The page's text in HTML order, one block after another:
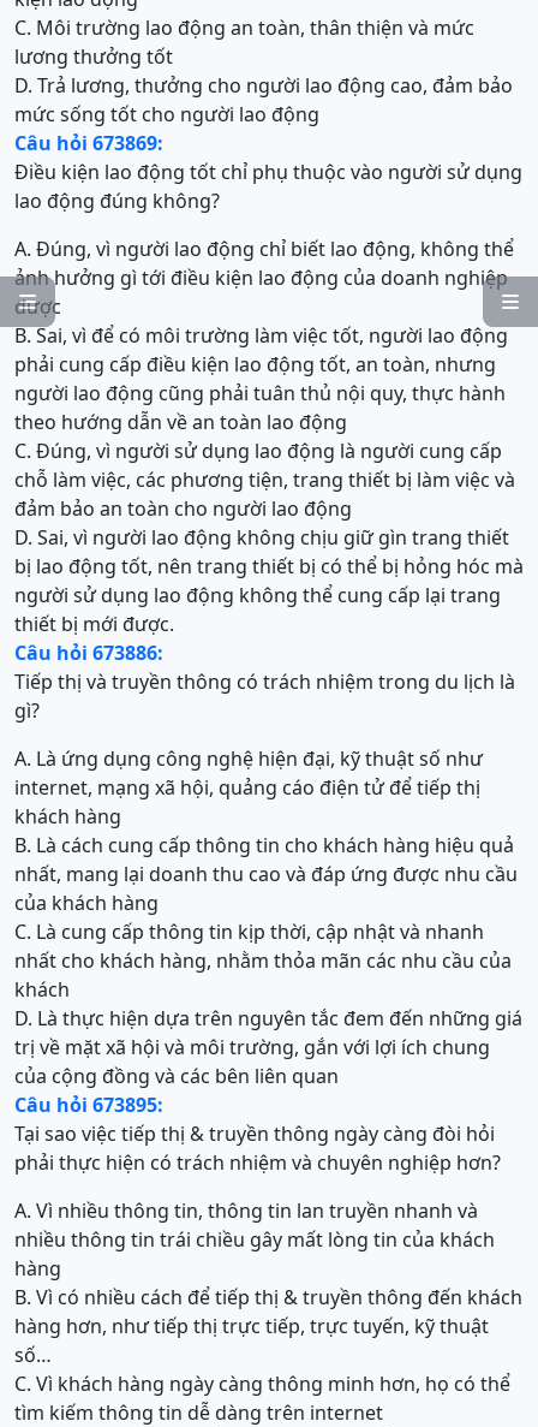


C. Môi trường lao động an toàn, thân thiện và mức
lương thưởng tốt
D. Trả lương, thưởng cho người lao động cao, đảm bảo
mức sống tốt cho người lao động
Câu hỏi 673869:
Điều kiện lao động tốt chỉ phụ thuộc vào người sử dụng
lao động đúng không?
A. Đúng, vì người lao động chỉ biết lao động, không thể
ảnh hưởng gì tới điều kiện lao động của doanh nghiệp
được
B. Sai, vì để có môi trường làm việc tốt, người lao động
phải cung cấp điều kiện lao động tốt, an toàn, nhưng
người lao động cũng phải tuân thủ nội quy, thực hành
theo hướng dẫn về an toàn lao động
C. Đúng, vì người sử dụng lao động là người cung cấp
chỗ làm việc, các phương tiện, trang thiết bị làm việc và
đảm bảo an toàn cho người lao động
D. Sai, vì người lao động không chịu giữ gìn trang thiết
bị lao động tốt, nên trang thiết bị có thể bị hỏng hóc mà
người sử dụng lao động không thể cung cấp lại trang
thiết bị mới được.
Câu hỏi 673886:
Tiếp thị và truyền thông có trách nhiệm trong du lịch là
gì?
A. Là ứng dụng công nghệ hiện đại, kỹ thuật số như
internet, mạng xã hội, quảng cáo điện tử để tiếp thị
khách hàng
B. Là cách cung cấp thông tin cho khách hàng hiệu quả
nhất, mang lại doanh thu cao và đáp ứng được nhu cầu
của khách hàng
C. Là cung cấp thông tin kịp thời, cập nhật và nhanh
nhất cho khách hàng, nhằm thỏa mãn các nhu cầu của
khách
D. Là thực hiện dựa trên nguyên tắc đem đến những giá
trị về mặt xã hội và môi trường, gắn với lợi ích chung
của cộng đồng và các bên liên quan
Câu hỏi 673895:
Tại sao việc tiếp thị & truyền thông ngày càng đòi hỏi
phải thực hiện có trách nhiệm và chuyên nghiệp hơn?
A. Vì nhiều thông tin, thông tin lan truyền nhanh và
nhiều thông tin trái chiều gây mất lòng tin của khách
hàng
B. Vì có nhiều cách để tiếp thị & truyền thông đến khách
hàng hơn, như tiếp thị trực tiếp, trực tuyến, kỹ thuật
số…
C. Vì khách hàng ngày càng thông minh hơn, họ có thể
tìm kiếm thông tin dễ dàng trên internet